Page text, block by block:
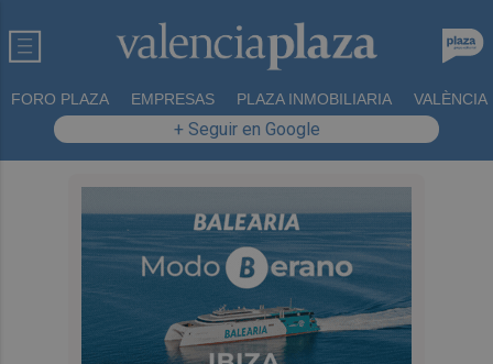
FORO PLAZA EMPRESAS PLAZA INMOBILIARIA VALÈNCIA
+ Seguir en Google